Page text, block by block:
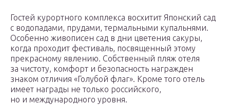
Гостей курортного комплекса восхитит Японский сад
с водопадами, прудами, термальными купальнями.
Особенно живописен сад в дни цветения сакуры,
когда проходит фестиваль, посвященный этому
прекрасному явлению. Собственный пляж отеля
за чистоту, комфорт и безопасность награжден
знаком отличия «Голубой флаг». Кроме того отель
имеет награды не только российского,
но и международного уровня.